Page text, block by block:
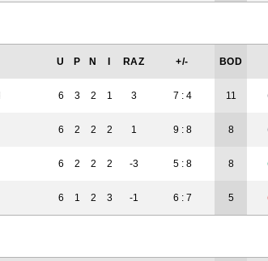
U P N RAZ +/- BOD
6 3 2 1 3 7 : 4 11
6 2 2 2 1 9 : 8 8
6 2 2 2 -3 5 : 8 8
6 1 2 3 -1 6 : 7 5